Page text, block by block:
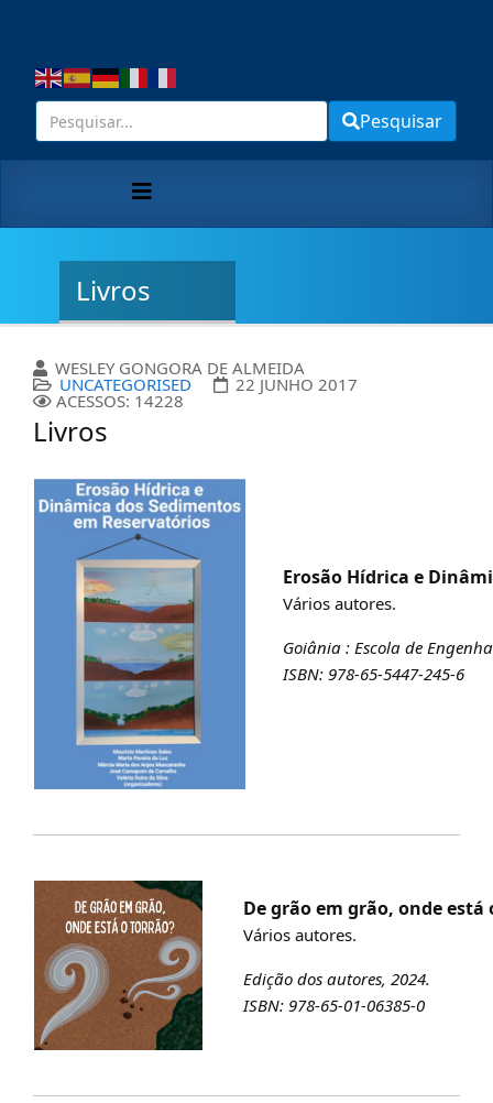
Pesquisar
Livros
WESLEY GONGORA DE ALMEIDA
UNCATEGORISED 22 JUNHO 2017
ACESSOS: 14228
Livros
Erosão Hídrica e
Vários autores.
Goiânia : Escola de
ISBN: 978-65-5447-245-6
De grão em grão, onde
Vários autores.
Edição dos autores, 2024.
ISBN: 978-65-01-06385-0